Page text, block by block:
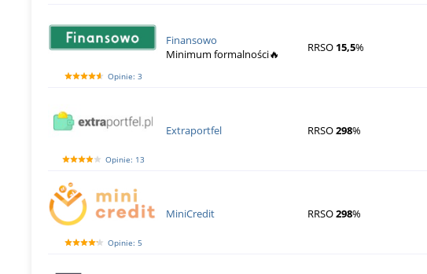
Opinie: 3
Finansowo
Minimum formalności🔥
RRSO 15,5%
Opinie: 13
Extraportfel RRSO298%
Opinie: 5
MiniCredit RRSO298%